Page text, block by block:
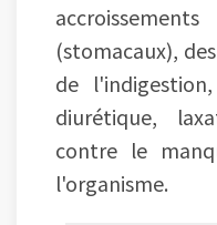
(stomacaux),
de
diurétique,
contre le
l'organisme.